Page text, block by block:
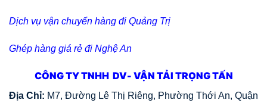
Dịch vụ vận chuyển hàng đi Quảng Trị
Ghép hàng giá rẻ đi Nghệ An
CÔNG TY TNHH DV- VẬN TẢI TRỌNG TẤN
Địa Chỉ: M7, Đường Lê Thị Riêng, Phường Thới An, Quận